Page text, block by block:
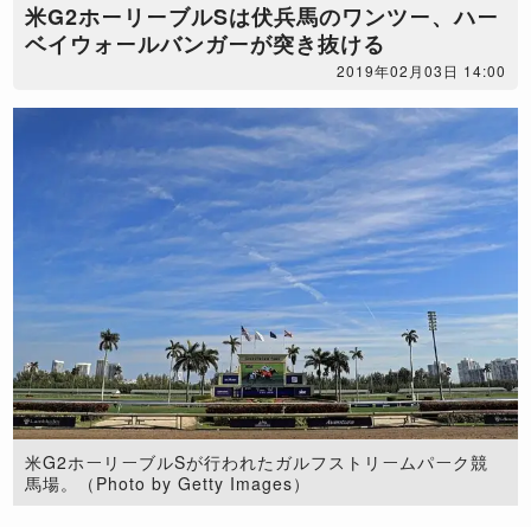
米G2ホーリーブルSは伏兵馬のワンツー、ハー
ベイウォールバンガーが突き抜ける
2019年02月03日 14:00
米G2ホーリーブルSが行われたガルフストリームパーク競
馬場。（Photo by Getty Images）